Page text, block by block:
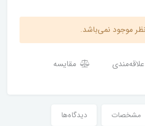
موجود نمی‌باشد.
مقایسه
مشخصات دیدگاه‌ها